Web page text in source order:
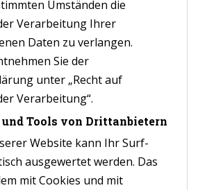
Umständen die
Verarbeitung Ihrer
Daten zu verlangen.
Sie der
unter „Recht auf
Verarbeitung“.
Tools von Drittanbietern
Website kann Ihr Surf-
ausgewertet werden. Das
mit Cookies und mit